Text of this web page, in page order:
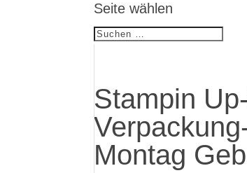
Seite wählen
Stampin
Montag